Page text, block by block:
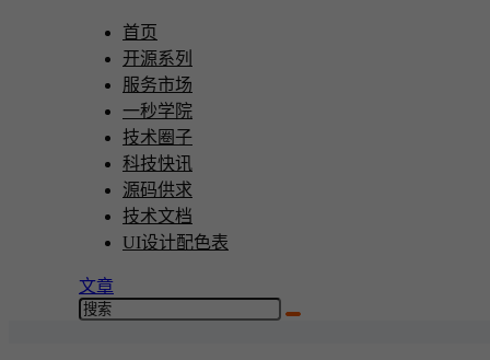
首页
开源系列
服务市场
一秒学院
技术圈子
科技快讯
源码供求
技术文档
UI设计配色表
文章